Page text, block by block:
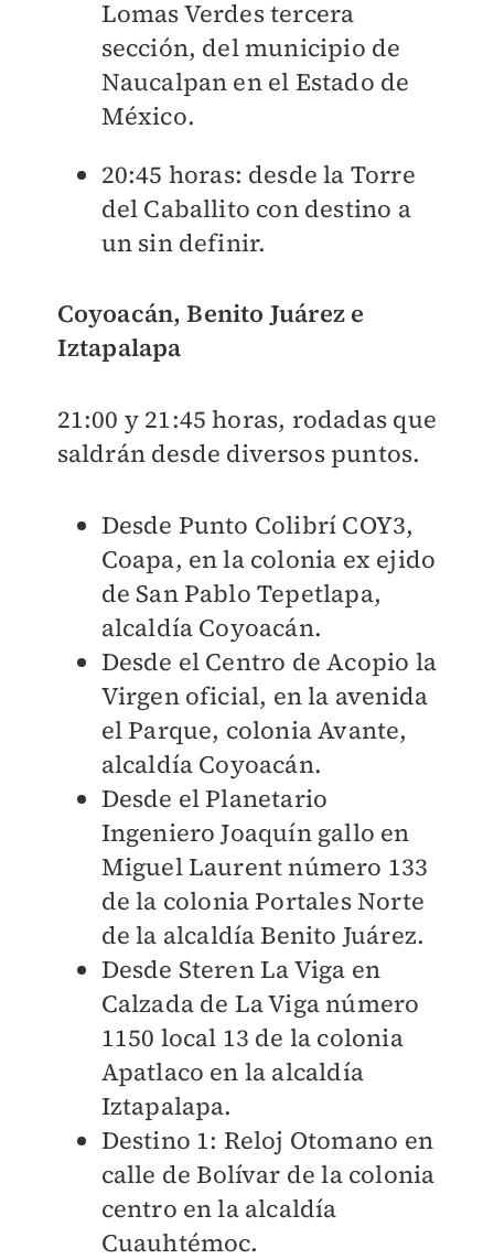
Lomas Verdes tercera
sección, del municipio de
Naucalpan en el Estado de
México.
20:45 horas: desde la Torre
del Caballito con destino a
un sin definir.
Coyoacán, Benito Juárez e
Iztapalapa
21:00 y 21:45 horas, rodadas que
saldrán desde diversos puntos.
Desde Punto Colibrí COY3,
Coapa, en la colonia ex ejido
de San Pablo Tepetlapa,
alcaldía Coyoacán.
Desde el Centro de Acopio la
Virgen oficial, en la avenida
el Parque, colonia Avante,
alcaldía Coyoacán.
Desde el Planetario
Ingeniero Joaquín gallo en
Miguel Laurent número 133
de la colonia Portales Norte
de la alcaldía Benito Juárez.
Desde Steren La Viga en
Calzada de La Viga número
1150 local 13 de la colonia
Apatlaco en la alcaldía
Iztapalapa.
Destino 1: Reloj Otomano en
calle de Bolívar de la colonia
centro en la alcaldía
Cuauhtémoc.